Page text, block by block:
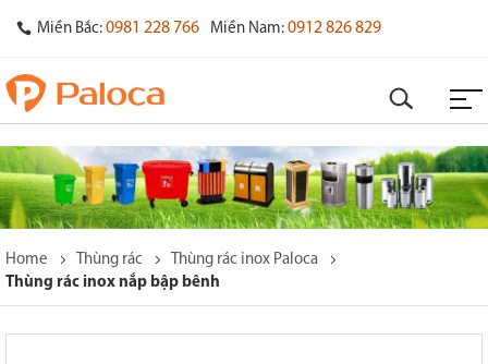
Miền Bắc: 0981 228 766 Miền Nam: 0912 826 829
Home Thùng rác
Thùng rác inox Paloca
Thùng rác inox nắp bập bênh